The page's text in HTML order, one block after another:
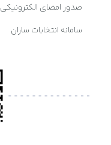
صدور امضای الکترونیکی
سامانه انتخابات ساران